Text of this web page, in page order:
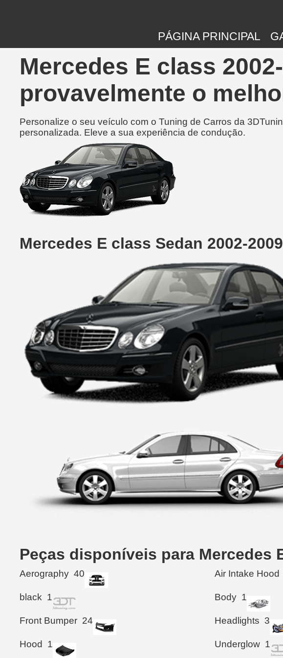
PÁGINA PRINCIPAL
Mercedes E class
provavelmente o
Personalize o seu veículo com o Tuning de Carros da
personalizada. Eleve a sua experiência de condução.
Mercedes E class Sedan 2002-
Peças disponíveis para Mercedes
Aerography 40 Air Intake Hood
black 1 Body 1
Front Bumper 24 Headlights 3
Hood 1 Underglow 1